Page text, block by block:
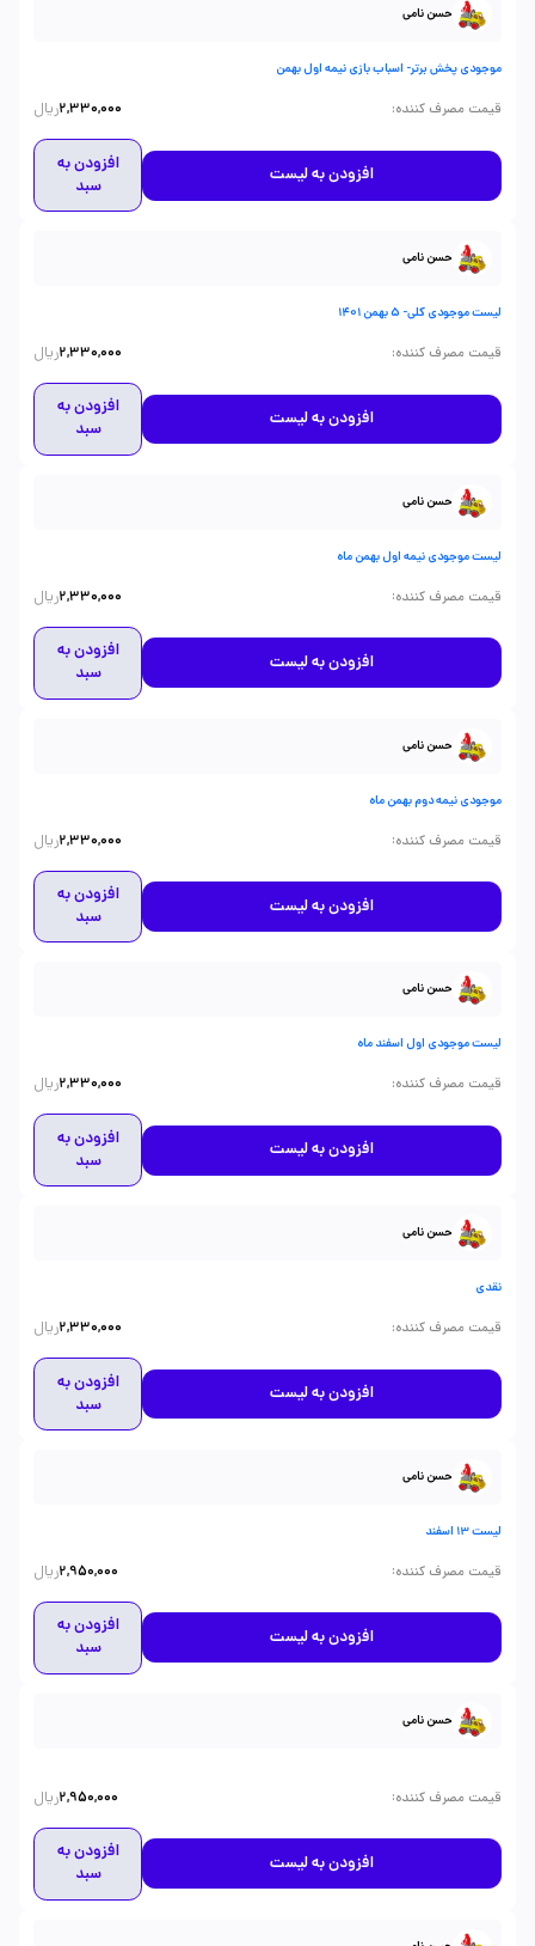
حسن نامی
موجودی پخش برتر- اسباب بازی نیمه اول بهمن
قیمت مصرف کننده:
2,330,000ریال
افزودن به لیست
افزودن به
سبد
حسن نامی
لیست موجودی کلی- 5 بهمن 1401
قیمت مصرف کننده:
2,330,000ریال
افزودن به لیست
افزودن به
سبد
حسن نامی
لیست موجودی نیمه اول بهمن ماه
قیمت مصرف کننده:
2,330,000ریال
افزودن به لیست
افزودن به
سبد
حسن نامی
موجودی نیمه دوم بهمن ماه
قیمت مصرف کننده:
2,330,000ریال
افزودن به لیست
افزودن به
سبد
حسن نامی
لیست موجودی اول اسفند ماه
قیمت مصرف کننده:
2,330,000ریال
افزودن به لیست
افزودن به
سبد
حسن نامی
نقدی
قیمت مصرف کننده:
2,330,000ریال
افزودن به لیست
افزودن به
سبد
حسن نامی
لیست 13 اسفند
قیمت مصرف کننده:
2,950,000ریال
افزودن به لیست
افزودن به
سبد
حسن نامی
قیمت مصرف کننده:
2,950,000ریال
افزودن به لیست
افزودن به
سبد